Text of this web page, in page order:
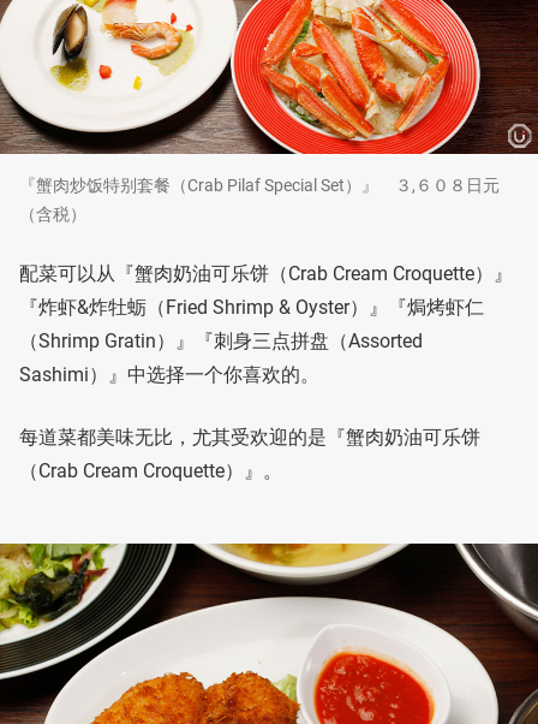
『蟹肉炒饭特别套餐（Crab Pilaf Special Set）』 ３,６０８日元
（含税）
配菜可以从『蟹肉奶油可乐饼（Crab Cream Croquette）』
『炸虾&炸牡蛎（Fried Shrimp & Oyster）』『焗烤虾仁
（Shrimp Gratin）』『刺身三点拼盘（Assorted
Sashimi）』中选择一个你喜欢的。
每道菜都美味无比，尤其受欢迎的是『蟹肉奶油可乐饼
（Crab Cream Croquette）』。